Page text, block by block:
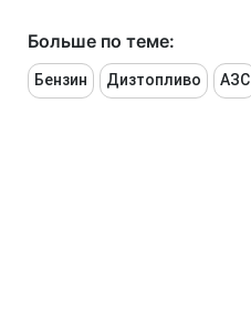
Больше по теме:
Бензин Дизтопливо АЗС